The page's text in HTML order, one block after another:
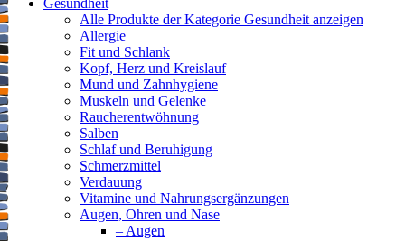
Gesundheit
Alle Produkte der Kategorie Gesundheit anzeigen
Allergie
Fit und Schlank
Kopf, Herz und Kreislauf
Mund und Zahnhygiene
Muskeln und Gelenke
Raucherentwöhnung
Salben
Schlaf und Beruhigung
Schmerzmittel
Verdauung
Vitamine und Nahrungsergänzungen
Augen, Ohren und Nase
– Augen